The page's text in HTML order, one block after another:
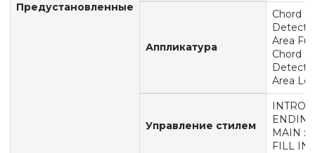
Предустановленные
Аппликатура
Chord
Area
Chord
Area
Управление стилем
INTRO x
MAIN x
FILL IN